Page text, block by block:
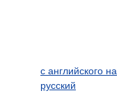
с английского на
русский